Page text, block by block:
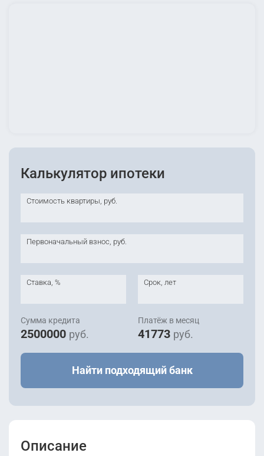
Калькулятор ипотеки
Стоимость квартиры, руб.
Первоначальный взнос, руб.
Ставка, % Срок, лет
Сумма кредита
2500000 руб.
Платёж в месяц
41773 руб.
Найти подходящий банк
Описание